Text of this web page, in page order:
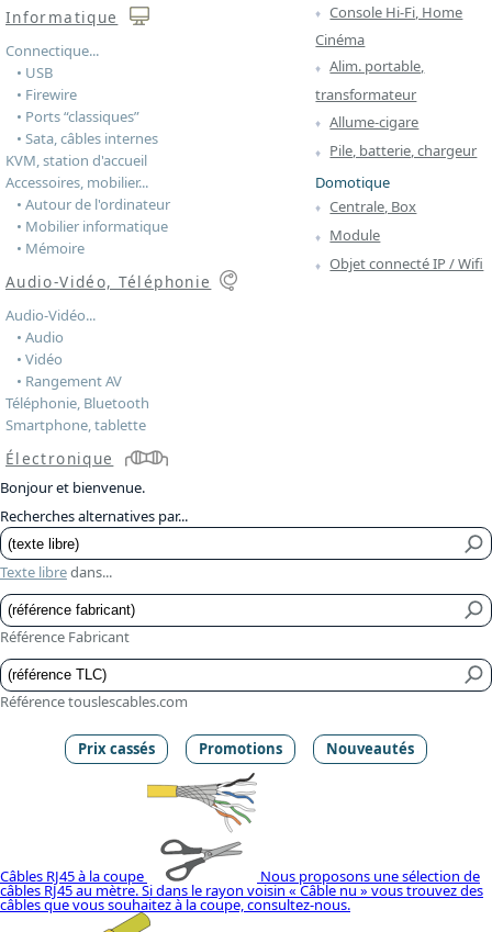
Console Hi-Fi, Home
Cinéma
Alim. portable,
transformateur
Allume-cigare
Pile, batterie, chargeur
Domotique
Centrale, Box
Module
Objet connecté IP / Wifi
Informatique
Connectique...
• USB
• Firewire
• Ports “classiques”
• Sata, câbles internes
KVM, station d'accueil
Accessoires, mobilier...
• Autour de l'ordinateur
• Mobilier informatique
• Mémoire
Audio-Vidéo, Téléphonie
Audio-Vidéo...
• Audio
• Vidéo
• Rangement AV
Téléphonie, Bluetooth
Smartphone, tablette
Électronique
Bonjour et bienvenue.
Recherches alternatives par...
Texte libredans...
Référence Fabricant
Référence touslescables.com
Prix cassés Promotions Nouveautés
Câbles RJ45 à la coupe Nous proposons une sélection de
câbles RJ45 au mètre. Si dans le rayon voisin « Câble nu » vous trouvez des
câbles que vous souhaitez à la coupe, consultez-nous.